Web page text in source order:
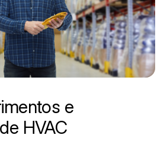
e
HVAC